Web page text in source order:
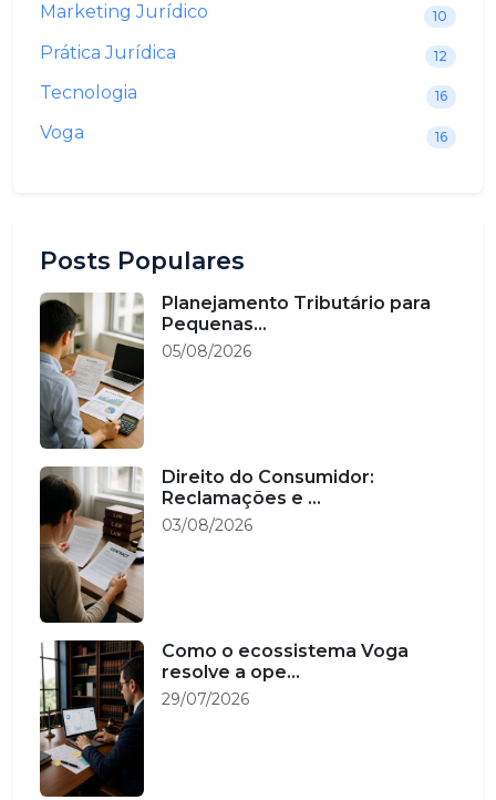
Marketing Jurídico 10
Prática Jurídica 12
Tecnologia 16
Voga 16
Posts Populares
Planejamento Tributário para
Pequenas...
05/08/2026
Direito do Consumidor:
Reclamações e ...
03/08/2026
Como o ecossistema Voga
resolve a ope...
29/07/2026